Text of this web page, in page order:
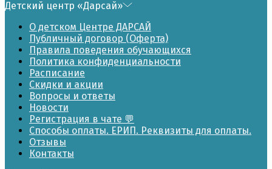
Детский центр «Дарсай»
О детском Центре ДАРСАЙ
Публичный договор (Оферта)
Правила поведения обучающихся
Политика конфиденциальности
Расписание
Скидки и акции
Вопросы и ответы
Новости
Регистрация в чате 💬
Способы оплаты. ЕРИП. Реквизиты для оплаты.
Отзывы
Контакты